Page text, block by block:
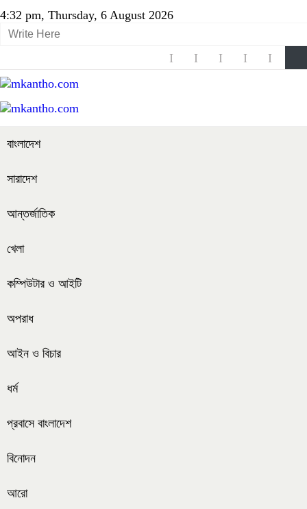
4:32 pm, Thursday, 6 August 2026
বাংলাদেশ
সারাদেশ
আন্তর্জাতিক
খেলা
কম্পিউটার ও আইটি
অপরাধ
আইন ও বিচার
ধর্ম
প্রবাসে বাংলাদেশ
বিনোদন
আরো